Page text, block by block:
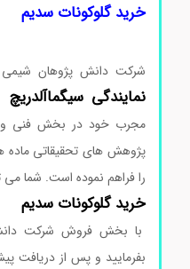
خرید گلوکونات سدیم
شرکت دانش پژوهان شیمی
نمایندگی سیگماآلدریچدر
مجرب خود در بخش فنی و
پژوهش های تحقیقاتی ماده
را فراهم نموده است. شما می
خرید گلوکونات سدیم
با بخش فروش شرکت دانش
بفرمایید و پس از دریافت پیش